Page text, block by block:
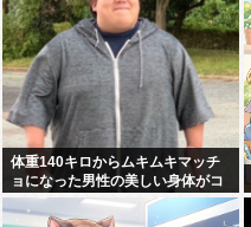
体重140キロからムキムキマッチ
ョになった男性の美しい身体がコ
チラ！！！